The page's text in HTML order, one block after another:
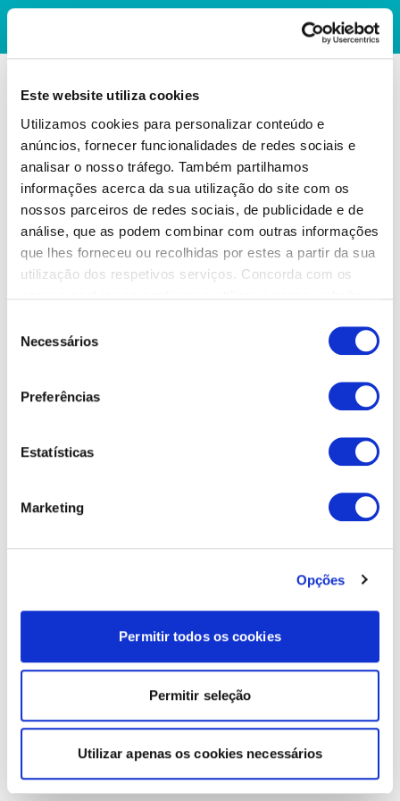
Este website utiliza cookies
Utilizamos cookies para personalizar conteúdo e
anúncios, fornecer funcionalidades de redes sociais e
analisar o nosso tráfego. Também partilhamos
informações acerca da sua utilização do site com os
nossos parceiros de redes sociais, de publicidade e de
análise, que as podem combinar com outras informações
que lhes forneceu ou recolhidas por estes a partir da sua
utilização dos respetivos serviços. Concorda com os
Necessários
Preferências
Estatísticas
Marketing
Opções
Permitir todos os cookies
Permitir seleção
Utilizar apenas os cookies necessários